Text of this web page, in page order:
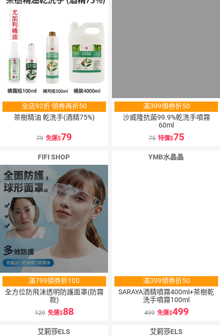
全店92折 領券再折50
茶樹精油 乾洗手(酒精75%)
79 免運 79
滿399領券折50
沙威隆抗菌99.9%乾洗手噴霧
60ml
75 特價 75
FIFI SHOP
滿799領券折100
全方位防飛沫透明防護面罩(防霧
款)
129 免運 88
YMB水晶晶
滿399領券折50
SARAYA酒精噴霧400ml+茶樹乾
洗手噴霧100ml
499 免運 499
艾莉莎ELS 艾莉莎ELS